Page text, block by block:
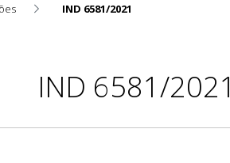
IND 6581/2021
IND 6581/2021